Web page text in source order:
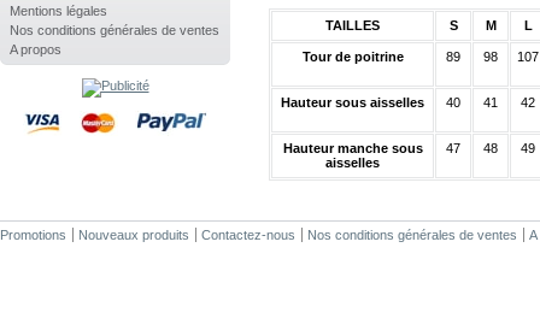
Mentions légales
Nos conditions générales de ventes
A propos
TAILLES S M L
Tour de poitrine 89 98 107
Hauteur sous aisselles 40 41 42
Hauteur manche sous
aisselles
47 48 49
Promotions Nouveaux produits Contactez-nous Nos conditions générales de ventes A